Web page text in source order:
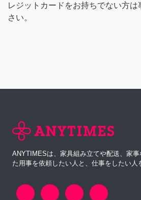
レジットカードをお持ちでない方
さい。
ANYTIMESは、家具組み立てや配送、家
た用事を依頼したい人と、仕事をしたい人